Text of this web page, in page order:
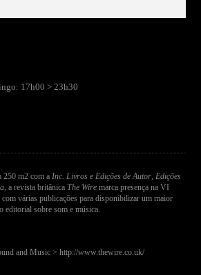
17h00 > 23h30
250 m2 com aInc. Livros e Edições de Autor,Edições
, a revista britânica The Wire marca presença na VI
várias publicações para disponibilizar um maior
editorial sobre som e música.
and Music >http://www.thewire.co.uk/